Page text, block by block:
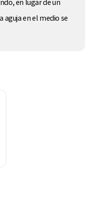
en lugar de un
aguja en el medio se